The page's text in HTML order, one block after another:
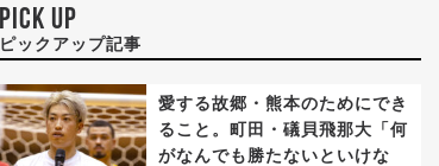
PICK UP
ピックアップ記事
愛する故郷・熊本のためにでき
ること。町田・礒貝飛那大「何
がなんでも勝たないといけな